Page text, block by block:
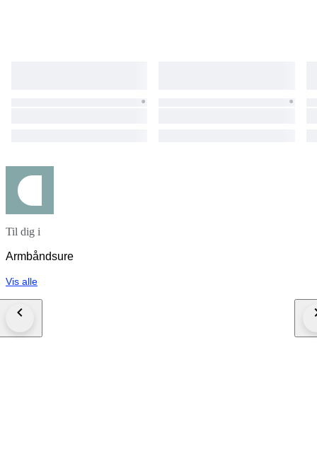
Til dig i
Armbåndsure
Vis alle